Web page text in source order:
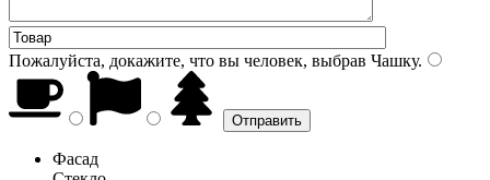
Пожалуйста, докажите, что вы человек, выбрав Чашку.
Фасад